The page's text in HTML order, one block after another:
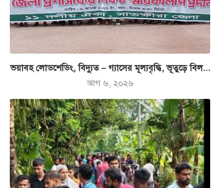
ভয়াবহ লোডশেডিং, বিদ্যুত – গ্যাসের মূল্যবৃদ্ধি, ভূতুড়ে বিল...
আগ ৬, ২০২৬